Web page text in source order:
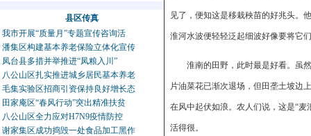
县区传真
我市开展“质量月”专题宣传咨询活
潘集区构建基本养老保险立体化宣传
凤台县多措并举推进“凤粮入川”
八公山区扎实推进城乡居民基本养老
毛集实验区招商引资保持良好增长态
田家庵区“春风行动”突出精准扶贫
八公山区全力应对H7N9疫情防控
谢家集区成功捣毁一处食品加工黑作
见了，便知这是移栽秧苗的好兆头。
淮河水波便轻轻泛起细波好像要将它
淮南的田野，此时最是好看。虽
片油菜花已渐次退场，但田垄土坡边
在风中起伏如浪。农人们说，这是“
活得很。